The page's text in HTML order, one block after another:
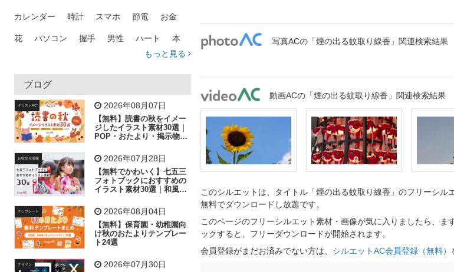
カレンダー 時計 スマホ 節電 お金
花 パソコン 握手 男性 ハート 本
トラック 木
吹き出し
飛行機 グラフ ビル 魚 家族 書類
歩く 工場 会社 太陽 キラキラ
子供 作業員 葉 相談 ピクトグラム
もっと見る
ブログ
イラストAC 2026年08月07日
【無料】読書の秋をイメー
ジしたイラスト素材30選｜
POP・おたより・掲示物に
お役立ち情報 2026年07月28日
【無料でかわいく】七五三
フォトブックにおすすめの
イラスト素材30選｜和風の
テンプレート 2026年08月04日
【無料】保育園・幼稚園向
け秋のおたよりテンプレー
ト24選
デザイン 2026年07月30日
写真ACの「煙の出る蚊取り線香」関連検索結果
動画ACの「煙の出る蚊取り線香」関連検索結果
このシルエットは、タイトル「煙の出る蚊取り線香」のフリーシ
無料でダウンロードし放題です。
このページのフリーシルエット素材・画像が気に入りましたら、ま
ックすると、フリーダウンロードが開始されます。
会員登録がまだお済みでない方は、 シルエットAC会員登録（無料）